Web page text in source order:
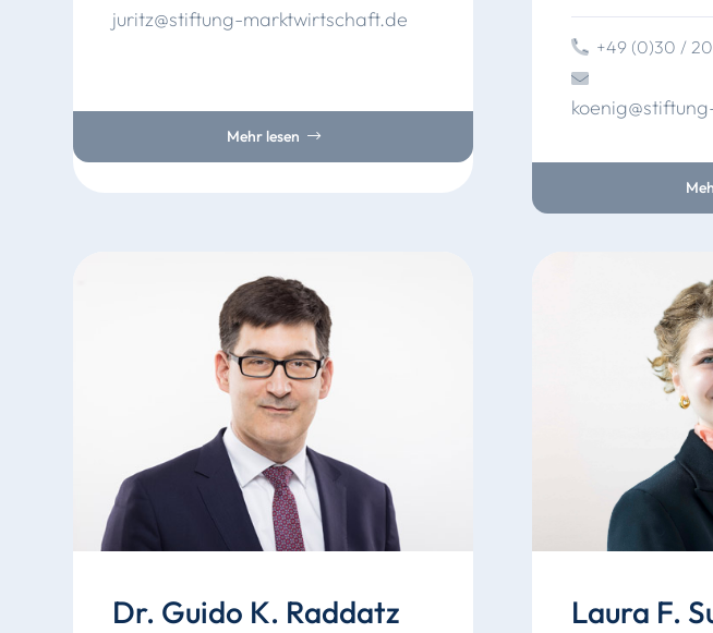
juritz@stiftung-marktwirtschaft.de
Mehr lesen
+49 (0)30 /
koenig@stiftung
Dr. Guido K. Raddatz Laura F.